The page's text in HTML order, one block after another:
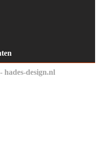
hades-design.nl